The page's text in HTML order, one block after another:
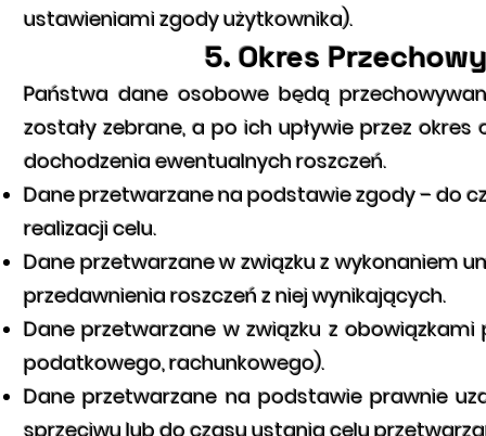
ustawieniami zgody użytkownika).
5. Okres
Państwa dane osobowe będą
zostały zebrane, a po ich upływie przez
dochodzenia ewentualnych roszczeń.
Dane przetwarzane na podstawie zgody – do
realizacji celu.
Dane przetwarzane w związku z wykonaniem
przedawnienia roszczeń z niej wynikających.
Dane przetwarzane w związku z
podatkowego, rachunkowego).
Dane przetwarzane na podstawie prawnie
sprzeciwu lub do czasu ustania celu